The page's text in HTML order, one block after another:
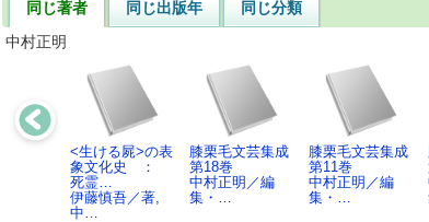
同じ著者 同じ出版年
同じ分類
中村正明
<生ける屍>の表
象文化史 ：
死霊…
伊藤慎吾／著,
中…
膝栗毛文芸集成
第18巻
中村正明／編
集・…
膝栗毛文芸集成
第11巻
中村正明／編
集・…